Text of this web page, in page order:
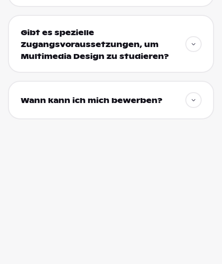
Gibt es spezielle
Zugangsvoraussetzungen, um
Multimedia Design zu studieren?
Wann kann ich mich bewerben?